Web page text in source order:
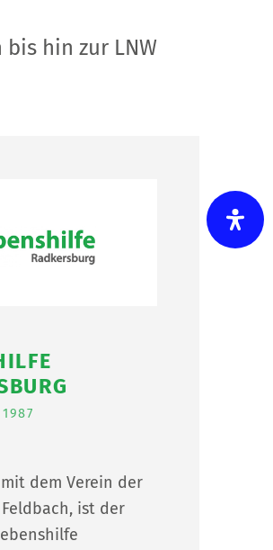
hin zur LNW
dem Verein der
ist der